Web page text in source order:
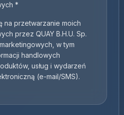
*
na przetwarzanie moich
przez QUAY B.H.U. Sp.
w tym
handlowych
usług i wydarzeń
(e-mail/SMS).